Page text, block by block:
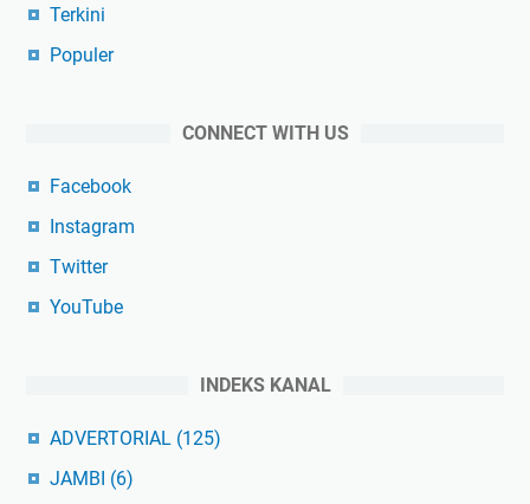
Terkini
Populer
CONNECT WITH US
Facebook
Instagram
Twitter
YouTube
INDEKS KANAL
ADVERTORIAL (125)
JAMBI (6)